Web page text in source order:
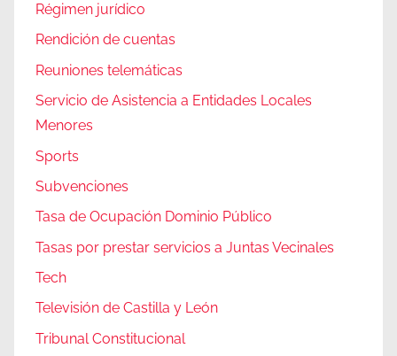
Régimen jurídico
Rendición de cuentas
Reuniones telemáticas
Servicio de Asistencia a Entidades Locales
Menores
Sports
Subvenciones
Tasa de Ocupación Dominio Público
Tasas por prestar servicios a Juntas Vecinales
Tech
Televisión de Castilla y León
Tribunal Constitucional